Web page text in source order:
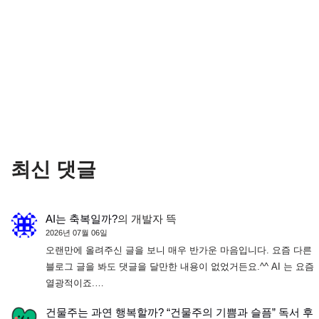
최신 댓글
AI는 축복일까?의 개발자 뜩
2026년 07월 06일
오랜만에 올려주신 글을 보니 매우 반가운 마음입니다. 요즘 다른
블로그 글을 봐도 댓글을 달만한 내용이 없었거든요.^^ AI 는 요즘
열광적이죠.…
건물주는 과연 행복할까? “건물주의 기쁨과 슬픔” 독서 후